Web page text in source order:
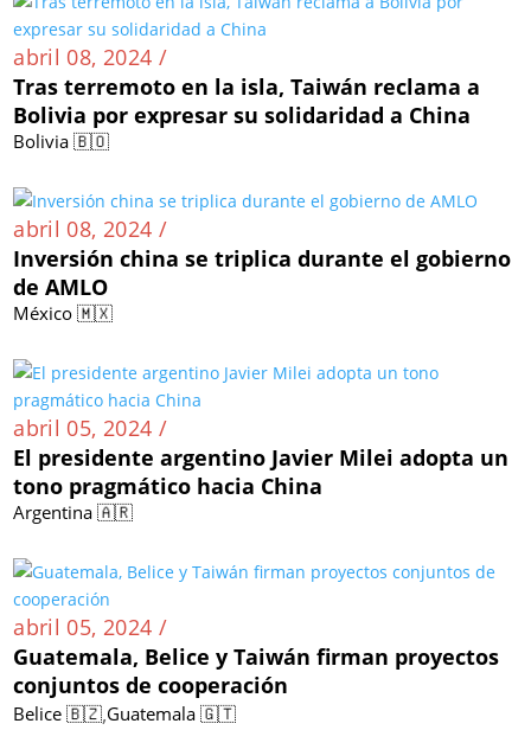
abril 08, 2024 /
Tras terremoto en la isla, Taiwán reclama a
Bolivia por expresar su solidaridad a China
Bolivia 🇧🇴
abril 08, 2024 /
Inversión china se triplica durante el gobierno
de AMLO
México 🇲🇽
abril 05, 2024 /
El presidente argentino Javier Milei adopta un
tono pragmático hacia China
Argentina 🇦🇷
abril 05, 2024 /
Guatemala, Belice y Taiwán firman proyectos
conjuntos de cooperación
Belice 🇧🇿,Guatemala 🇬🇹